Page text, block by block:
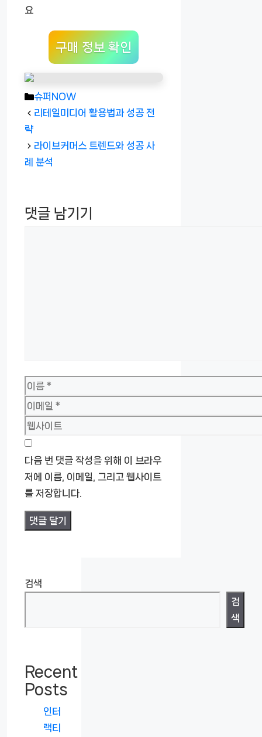
요
구매 정보 확인
카
테
리
슈퍼NOW
리테일미디어 활용법과 성공 전
략
라이브커머스 트렌드와 성공 사
례 분석
댓글 남기기
이
름
이
메
일
웹
사
이
트
다음 번 댓글 작성을 위해 이 브라우
저에 이름, 이메일, 그리고 웹사이트
를 저장합니다.
검색
검
색
Recent
Posts
인터
랙티